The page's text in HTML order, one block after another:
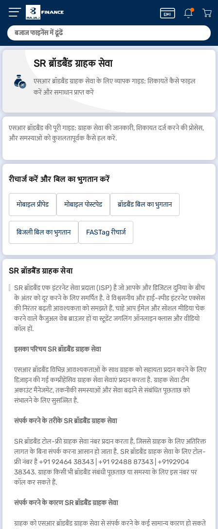
SR ब्रॉडबैंड ग्राहक सेवा
एसआर ब्रॉडबैंड ग्राहक सेवा के लिए व्यापक गाइड: शिकायतें कैसे फाइल
करें और समाधान प्राप्त करें
एसआर ब्रॉडबैंड की पूरी गाइड: ग्राहक सेवा की जानकारी, शिकायत दर्ज करने की प्रोसेस,
और समस्याओं को कुशलतापूर्वक कैसे हल करें.
रीचार्ज करें और बिल का भुगतान करें
मोबाइल प्रीपेड मोबाइल पोस्टपेड ब्रॉडबैंड बिल का भुगतान
बिजली बिल का भुगतान FASTag रीचार्ज
SR ब्रॉडबैंड ग्राहक सेवा
SR ब्रॉडबैंड एक इंटरनेट सेवा प्रदाता (ISP) है जो आपके और डिजिटल दुनिया के बीच
के अंतर को दूर करने के लिए समर्पित है. वे विश्वसनीय और हाई-स्पीड इंटरनेट एक्सेस
की निरंतर बढ़ती आवश्यकता को समझते हैं, चाहे आप ईमेल और सोशल मीडिया चेक
करने वाले कैजुअल वेब ब्राउज़र हों या स्टूडेंट जगलिंग ऑनलाइन क्लास और वीडियो
कॉल हों.
इसका परिचयSRब्रॉडबैंड ग्राहक सेवा
एसआर ब्रॉडबैंड विभिन्न आवश्यकताओं के साथ ग्राहक को सहायता प्रदान करने के लिए
डिज़ाइन की गई कम्प्रीहेंसिव ग्राहक सेवा सेवाएं प्रदान करता है. ग्राहक सेवा टीम
अकाउंट मैनेजमेंट, तकनीकी समस्याओं और सेवा बढ़ाने से संबंधित पूछताछ को
संभालने के लिए सुसज्जित है.
संपर्क करने के तरीकेSRब्रॉडबैंड ग्राहक सेवा
SR ब्रॉडबैंड टोल-फ्री ग्राहक सेवा नंबर प्रदान करता है, जिससे ग्राहक के लिए अतिरिक्त
लागत के बिना संपर्क करना आसान हो जाता है. SR ब्रॉडबैंड ग्राहक सेवा के लिए टोल-
फ्री नंबर है +91 92464 38343 | +91 92488 87343 | +9192904
38343. ग्राहक किसी भी ब्रॉडबैंड संबंधी पूछताछ या समस्या के लिए इस नंबर पर
कॉल कर सकते हैं.
संपर्क करने के कारणSRब्रॉडबैंड ग्राहक सेवा
ग्राहक को एसआर ब्रॉडबैंड ग्राहक सेवा से संपर्क करने के कई सामान्य कारण हो सकते